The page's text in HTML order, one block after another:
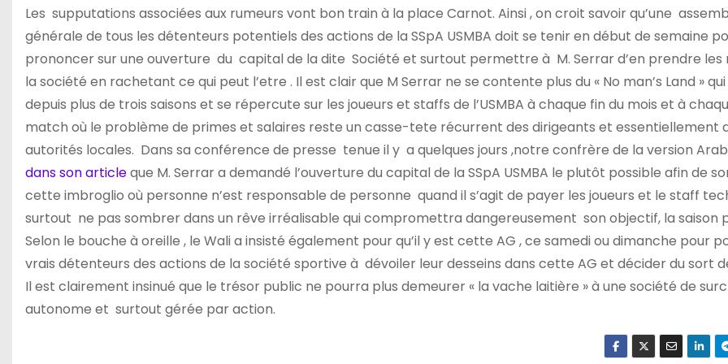
Les supputations associées aux rumeurs vont bon train à la place Carnot. Ainsi , on croit savoir qu’une
générale de tous les détenteurs potentiels des actions de la SSpA USMBA doit se tenir en début de semaine
prononcer sur une ouverture du capital de la dite Société et surtout permettre à M. Serrar d’en prendre les
la société en rachetant ce qui peut l’etre . Il est clair que M Serrar ne se contente plus du « No man’s Land »
depuis plus de trois saisons et se répercute sur les joueurs et staffs de l’USMBA à chaque fin du mois et à
match où le problème de primes et salaires reste un casse-tete récurrent des dirigeants et essentiellement
autorités locales. Dans sa conférence de presse tenue il y a quelques jours ,notre confrère de la version
dans son articleque M. Serrar a demandé l’ouverture du capital de la SSpA USMBA le plutôt possible afin de
cette imbroglio où personne n’est responsable de personne quand il s’agit de payer les joueurs et le staff
surtout ne pas sombrer dans un rêve irréalisable qui compromettra dangereusement son objectif, la saison
Selon le bouche à oreille , le Wali a insisté également pour qu’il y est cette AG , ce samedi ou dimanche pour
vrais détenteurs des actions de la société sportive à dévoiler leur desseins dans cette AG et décider du sort de
Il est clairement insinué que le trésor public ne pourra plus demeurer « la vache laitière » à une société de
autonome et surtout gérée par action.